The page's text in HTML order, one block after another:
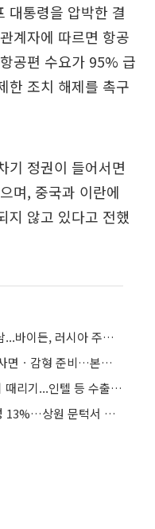
대통령을 압박한 결
계자에 따르면 항공
공편 수요가 95% 급
한 조치 해제를 촉구
기 정권이 들어서면
며, 중국과 이란에
지 않고 있다고 전했
'트럼프 지우기' 바쁘지만 공석 부담...바이든, 러시아 주재 미국 대사 유임키로
“트럼프, 임기 마지막 날 100건의 사면ㆍ감형 준비…본인은 제외”
트럼프, 퇴임 앞두고 끝까지 화웨이 때리기...인텔 등 수출 허가 취소
美 클래리티 법안 연내 통과 가능성 13%…상원 문턱서 제동